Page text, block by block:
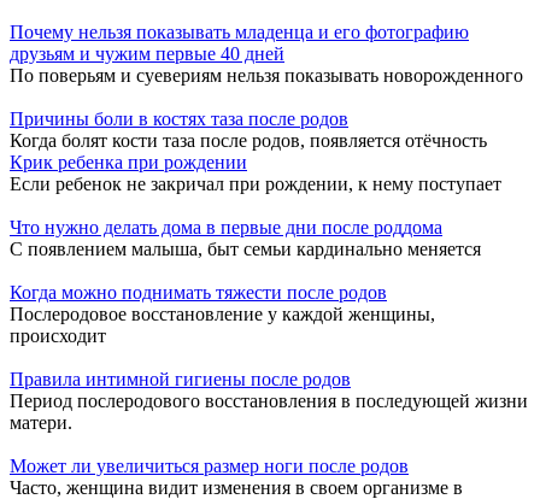
Почему нельзя показывать младенца и его фотографию
друзьям и чужим первые 40 дней
По поверьям и суевериям нельзя показывать новорожденного
Причины боли в костях таза после родов
Когда болят кости таза после родов, появляется отёчность
Крик ребенка при рождении
Если ребенок не закричал при рождении, к нему поступает
Что нужно делать дома в первые дни после роддома
С появлением малыша, быт семьи кардинально меняется
Когда можно поднимать тяжести после родов
Послеродовое восстановление у каждой женщины,
происходит
Правила интимной гигиены после родов
Период послеродового восстановления в последующей жизни
матери.
Может ли увеличиться размер ноги после родов
Часто, женщина видит изменения в своем организме в